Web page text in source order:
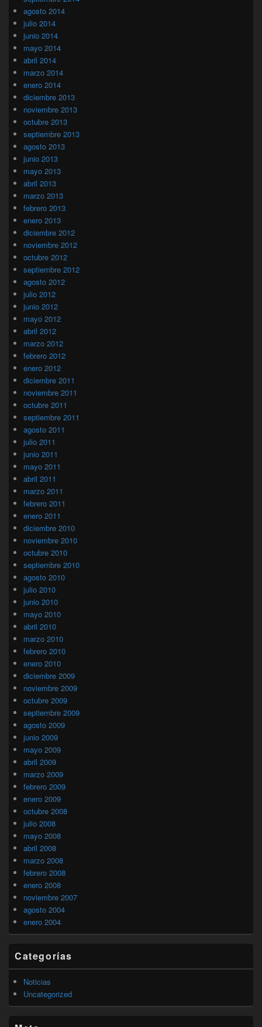
agosto 2014
julio 2014
junio 2014
mayo 2014
abril 2014
marzo 2014
enero 2014
diciembre 2013
noviembre 2013
octubre 2013
septiembre 2013
agosto 2013
junio 2013
mayo 2013
abril 2013
marzo 2013
febrero 2013
enero 2013
diciembre 2012
noviembre 2012
octubre 2012
septiembre 2012
agosto 2012
julio 2012
junio 2012
mayo 2012
abril 2012
marzo 2012
febrero 2012
enero 2012
diciembre 2011
noviembre 2011
octubre 2011
septiembre 2011
agosto 2011
julio 2011
junio 2011
mayo 2011
abril 2011
marzo 2011
febrero 2011
enero 2011
diciembre 2010
noviembre 2010
octubre 2010
septiembre 2010
agosto 2010
julio 2010
junio 2010
mayo 2010
abril 2010
marzo 2010
febrero 2010
enero 2010
diciembre 2009
noviembre 2009
octubre 2009
septiembre 2009
agosto 2009
junio 2009
mayo 2009
abril 2009
marzo 2009
febrero 2009
enero 2009
octubre 2008
julio 2008
mayo 2008
abril 2008
marzo 2008
febrero 2008
enero 2008
noviembre 2007
agosto 2004
enero 2004
Categorías
Noticias
Uncategorized